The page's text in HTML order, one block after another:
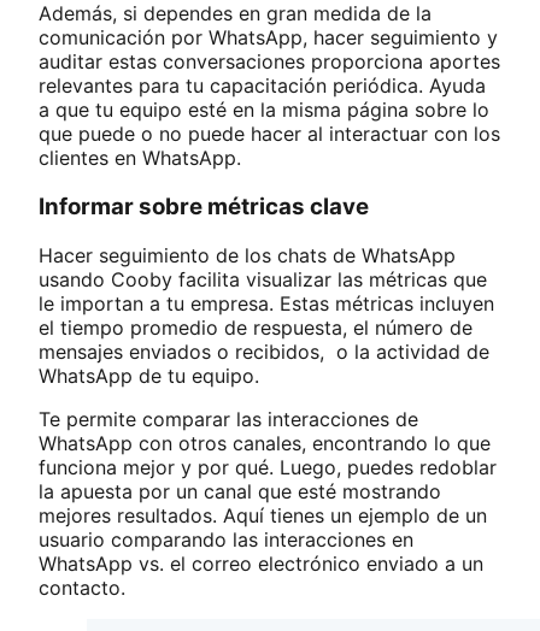
Además, si dependes en gran medida de la
comunicación por WhatsApp, hacer seguimiento y
auditar estas conversaciones proporciona aportes
relevantes para tu capacitación periódica. Ayuda
a que tu equipo esté en la misma página sobre lo
que puede o no puede hacer al interactuar con los
clientes en WhatsApp.
Informar sobre métricas clave
Hacer seguimiento de los chats de WhatsApp
usando Cooby facilita visualizar las métricas que
le importan a tu empresa. Estas métricas incluyen
el tiempo promedio de respuesta, el número de
mensajes enviados o recibidos, o la actividad de
WhatsApp de tu equipo.
Te permite comparar las interacciones de
WhatsApp con otros canales, encontrando lo que
funciona mejor y por qué. Luego, puedes redoblar
la apuesta por un canal que esté mostrando
mejores resultados. Aquí tienes un ejemplo de un
usuario comparando las interacciones en
WhatsApp vs. el correo electrónico enviado a un
contacto.